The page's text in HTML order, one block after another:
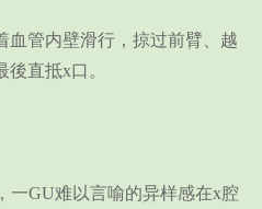
管内壁滑行，掠过前臂、越
直抵x口。
GU难以言喻的异样感在x腔